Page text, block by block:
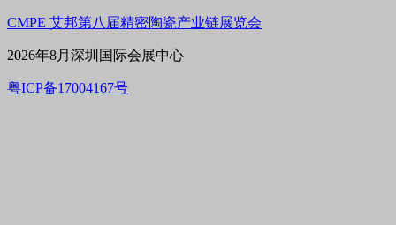
CMPE 艾邦第八届精密陶瓷产业链展览会
2026年8月深圳国际会展中心
粤ICP备17004167号